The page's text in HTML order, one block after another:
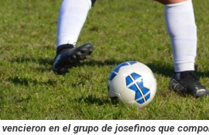
en el grupo de josefinos que